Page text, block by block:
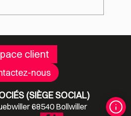
client
nous
(SIÈGE SOCIAL)
68540 Bollwiller